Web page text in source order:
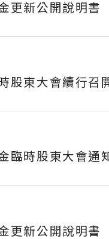
更新公開說明書
股東大會續行召
臨時股東大會通
更新公開說明書